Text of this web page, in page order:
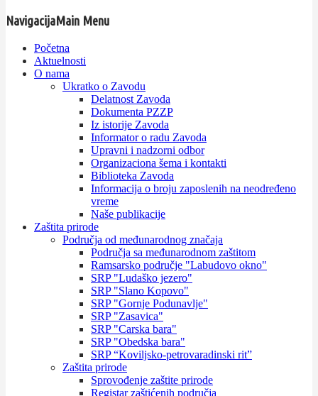
NavigacijaMain Menu
Početna
Aktuelnosti
O nama
Ukratko o Zavodu
Delatnost Zavoda
Dokumenta PZZP
Iz istorije Zavoda
Informator o radu Zavoda
Upravni i nadzorni odbor
Organizaciona šema i kontakti
Biblioteka Zavoda
Informacija o broju zaposlenih na neodređeno
vreme
Naše publikacije
Zaštita prirode
Područja od međunarodnog značaja
Područja sa međunarodnom zaštitom
Ramsarsko područje "Labudovo okno"
SRP "Ludaško jezero"
SRP "Slano Kopovo"
SRP "Gornje Podunavlje"
SRP "Zasavica"
SRP "Carska bara"
SRP "Obedska bara"
SRP “Koviljsko-petrovaradinski rit”
Zaštita prirode
Sprovođenje zaštite prirode
Registar zaštićenih područja